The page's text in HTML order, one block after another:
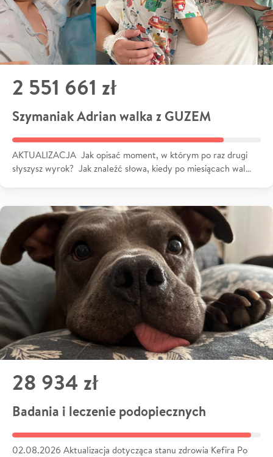
2 551 661 zł
Szymaniak Adrian walka z GUZEM
AKTUALIZACJA Jak opisać moment, w którym po raz drugi
słyszysz wyrok? Jak znaleźć słowa, kiedy po miesiącach wal…
28 934 zł
Badania i leczenie podopiecznych
02.08.2026 Aktualizacja dotycząca stanu zdrowia Kefira Po